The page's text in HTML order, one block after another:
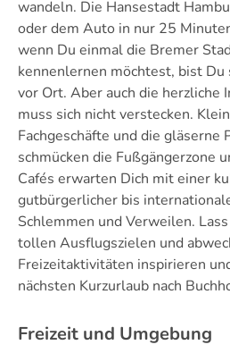
wandeln. Die Hansestadt
oder dem Auto in nur 25
wenn Du einmal die Bremer
kennenlernen möchtest, bist
vor Ort. Aber auch die herzliche
muss sich nicht verstecken.
Fachgeschäfte und die gläserne
schmücken die Fußgängerzone
Cafés erwarten Dich mit einer
gutbürgerlicher bis
Schlemmen und Verweilen.
tollen Ausflugszielen und
Freizeitaktivitäten inspirieren
nächsten Kurzurlaub nach
Freizeit und Umgebung